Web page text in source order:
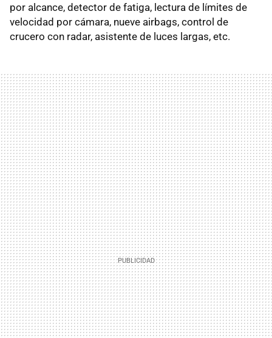
por alcance, detector de fatiga, lectura de límites de
velocidad por cámara, nueve airbags, control de
crucero con radar, asistente de luces largas, etc.